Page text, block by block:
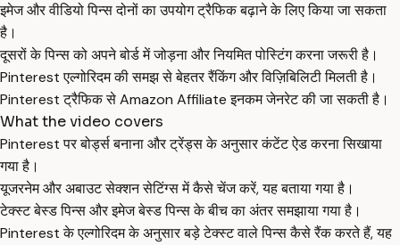
इमेज और वीडियो पिन्स दोनों का उपयोग ट्रैफिक बढ़ाने के लिए किया जा सकता
है।
दूसरों के पिन्स को अपने बोर्ड में जोड़ना और नियमित पोस्टिंग करना जरूरी है।
Pinterest एल्गोरिदम की समझ से बेहतर रैंकिंग और विज़िबिलिटी मिलती है।
Pinterest ट्रैफिक से Amazon Affiliate इनकम जेनरेट की जा सकती है।
What the video covers
Pinterest पर बोर्ड्स बनाना और ट्रेंड्स के अनुसार कंटेंट ऐड करना सिखाया
गया है।
यूजरनेम और अबाउट सेक्शन सेटिंग्स में कैसे चेंज करें, यह बताया गया है।
टेक्स्ट बेस्ड पिन्स और इमेज बेस्ड पिन्स के बीच का अंतर समझाया गया है।
Pinterest के एल्गोरिदम के अनुसार बड़े टेक्स्ट वाले पिन्स कैसे रैंक करते हैं, यह